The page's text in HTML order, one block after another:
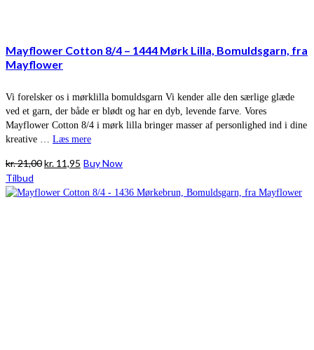
Mayflower Cotton 8/4 – 1444 Mørk Lilla, Bomuldsgarn, fra
Mayflower
Vi forelsker os i mørklilla bomuldsgarn Vi kender alle den særlige glæde
ved et garn, der både er blødt og har en dyb, levende farve. Vores
Mayflower Cotton 8/4 i mørk lilla bringer masser af personlighed ind i dine
kreative … Læs mere
kr.21,00Den
pris
kr. 11,95 Den
pris
Buy Now
Tilbud